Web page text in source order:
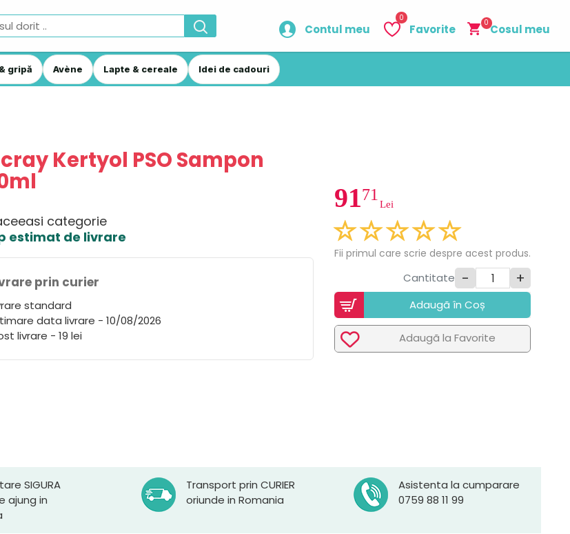
Contul meu Favorite
0
Cosul meu
0
gripă Avène Lapte & cereale Idei de cadouri
Kertyol PSO Sampon
categorie
estimat de livrare
prin curier
standard
data livrare - 10/08/2026
livrare - 19 lei
9171
Lei
Fii primul care scrie despre acest produs.
Cantitate - +
Adaugã în Coș
Adaugã la Favorite
SIGURA
ajung in
Transport prin CURIER
oriunde in Romania
Asistenta la cumparare
0759 88 11 99